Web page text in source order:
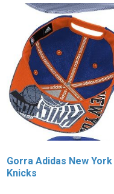
Gorra Adidas New York
Knicks